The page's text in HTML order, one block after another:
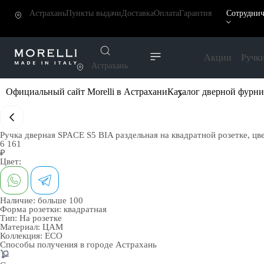
АстраханьПункты выдачиДоставкаОплатаГарантия
Астрахань
Акции
Официальный сайт Morelli в АстраханиКаталог дверной
Ручка дверная SPACE S5 BIA раздельная на квадратной розетке,
6 161
₽
Цвет:
Наличие: больше 100
Форма розетки: квадратная
Тип: На розетке
Материал: ЦАМ
Коллекция: ECO
Способы получения в городе Астрахань